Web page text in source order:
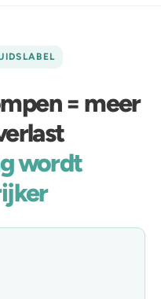
= meer
wordt